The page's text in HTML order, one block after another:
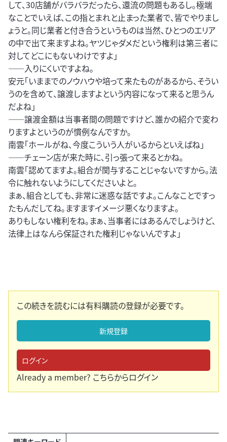
して、30店舗がバラバラだったら、還流の問題もあるし。極端
なことでいえば、この指とまれと止まった業者で、皆でやりまし
ょうと。同じ業者と付き合うというものは当然、ひとつのエリア
の中で出て来ますよね。ヤツじゃダメだという権利は第三者に
対してどこにもないわけですよ」
――入りにくいですよね。
安元「いままでのノウハウや培って来たものがあるから、そうい
うのを含めて、譲渡しますよという内容になって来ると思うん
だよね」
――譲渡金額は当事者間の問題ですけど、誰かの紹介で変わ
りますよというのが慣例なんですか。
南雲「ホールがね、今度こういう人がいるからといえばね」
――チェーン店が来た時に、引っ張って来るとかね。
南雲「認めてますよ。組合が関与することじゃないですから。法
令に触れないようにしてくださいよと。
まぁ、組合としても、非常に迷惑な話ですよ。こんなことですっ
たもんだしてね。ますますイメージ悪くなりますよ。
ありもしない権利をね。まぁ、当事者にはあるんでしょうけど、
法律上はなんら保証された権利じゃないんですよ」
この続きを読むには有料購読の登録が必要です。
新規登録
ログイン
Already a member? こちらからログイン